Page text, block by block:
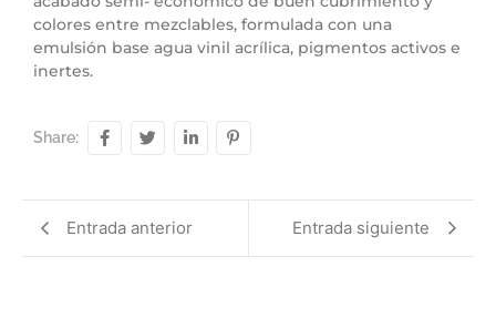
colores entre mezclables, formulada con una
emulsión base agua vinil acrílica, pigmentos activos e
inertes.
Share:
Entrada anterior Entrada siguiente